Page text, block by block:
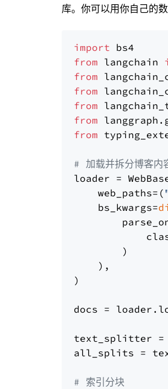
库。你可以用你自己的
import
from langchain
from
from
from
from
from
# 加载并拆分博客内
loader =
    web_paths=(
    bs_kwargs=
        )
    ),
)
docs =
text_splitter =
all_splits =
# 索引分块